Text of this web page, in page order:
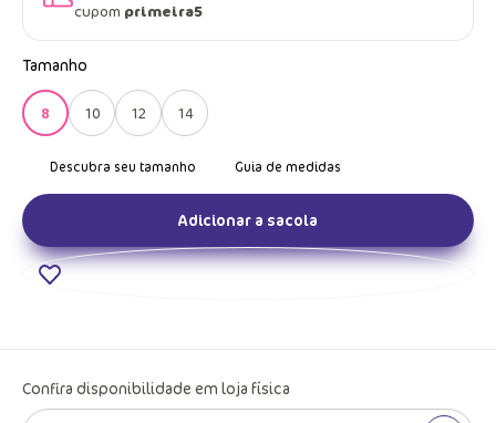
cupom primeira5
Tamanho
8 10 12 14
Adicionar a sacola
Confira disponibilidade em loja física